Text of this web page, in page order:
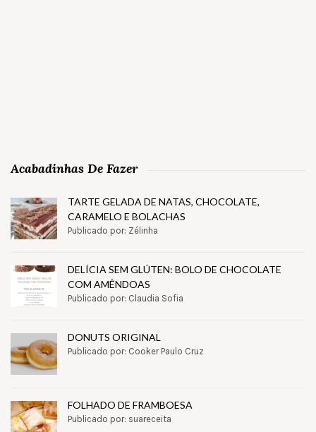
Acabadinhas De Fazer
TARTE GELADA DE NATAS, CHOCOLATE,
CARAMELO E BOLACHAS
Publicado por: Zélinha
DELÍCIA SEM GLÚTEN: BOLO DE CHOCOLATE
COM AMÊNDOAS
Publicado por: Claudia Sofia
DONUTS ORIGINAL
Publicado por: Cooker Paulo Cruz
FOLHADO DE FRAMBOESA
Publicado por: suareceita